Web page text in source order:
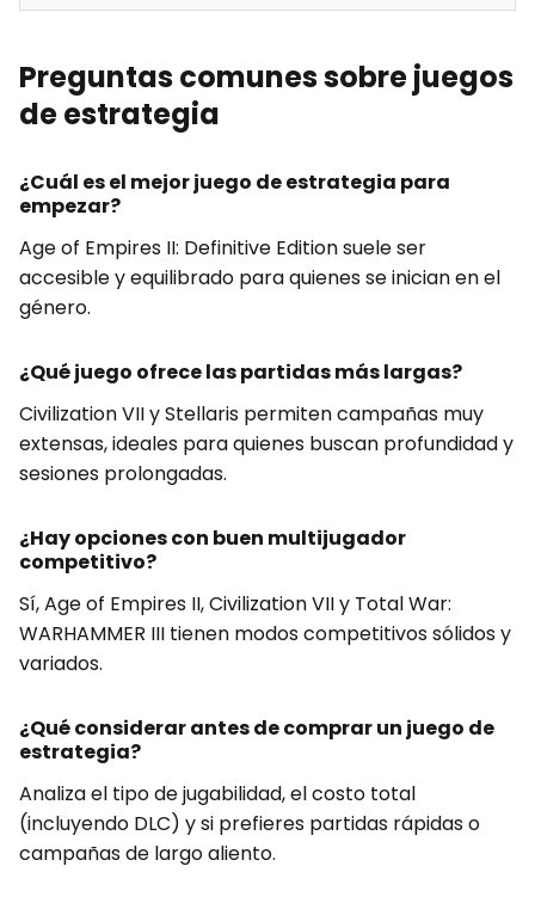
Preguntas comunes sobre juegos
de estrategia
¿Cuál es el mejor juego de estrategia para
empezar?
Age of Empires II: Definitive Edition suele ser
accesible y equilibrado para quienes se inician en el
género.
¿Qué juego ofrece las partidas más largas?
Civilization VII y Stellaris permiten campañas muy
extensas, ideales para quienes buscan profundidad y
sesiones prolongadas.
¿Hay opciones con buen multijugador
competitivo?
Sí, Age of Empires II, Civilization VII y Total War:
WARHAMMER III tienen modos competitivos sólidos y
variados.
¿Qué considerar antes de comprar un juego de
estrategia?
Analiza el tipo de jugabilidad, el costo total
(incluyendo DLC) y si prefieres partidas rápidas o
campañas de largo aliento.